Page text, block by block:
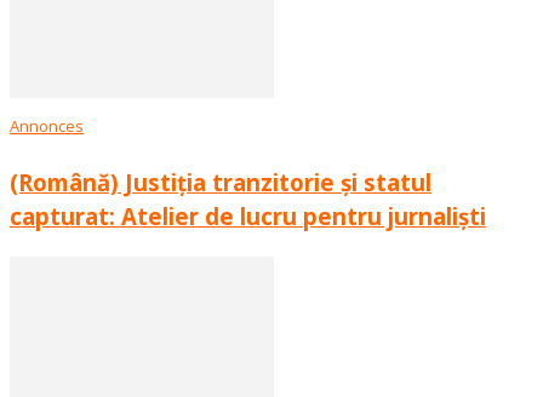
Annonces
(Română) Justiția tranzitorie și statul
capturat: Atelier de lucru pentru jurnaliști